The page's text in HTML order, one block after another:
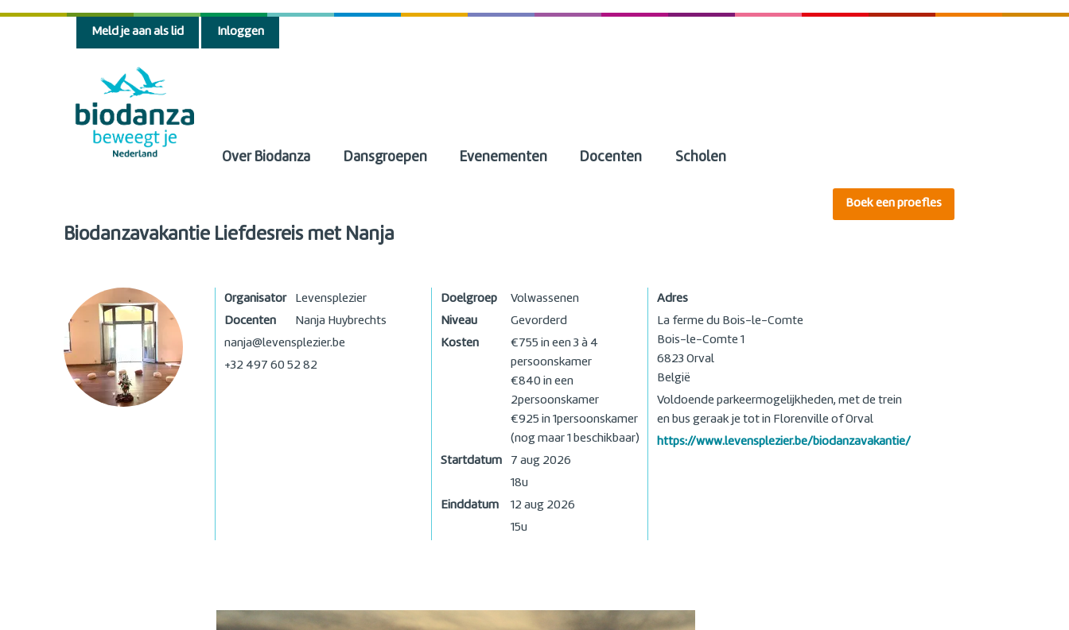
Meld je aan als lid Inloggen
Over Biodanza Dansgroepen Evenementen Docenten Scholen
Boek een proefles
Biodanzavakantie Liefdesreis met Nanja
Organisator
Levensplezier
Docenten
Nanja Huybrechts
nanja@levensplezier.be
+32 497 60 52 82
Doelgroep
Volwassenen
Niveau
Gevorderd
Kosten
€755 in een 3 à 4
persoonskamer
€840 in een
2persoonskamer
€925 in 1persoonskamer
(nog maar 1 beschikbaar)
Startdatum
7 aug 2026
18u
Einddatum
12 aug 2026
15u
Adres
La ferme du Bois-le-Comte
Bois-le-Comte 1
6823 Orval
België
Voldoende parkeermogelijkheden, met de trein
en bus geraak je tot in Florenville of Orval
https://www.levensplezier.be/biodanzavakantie/